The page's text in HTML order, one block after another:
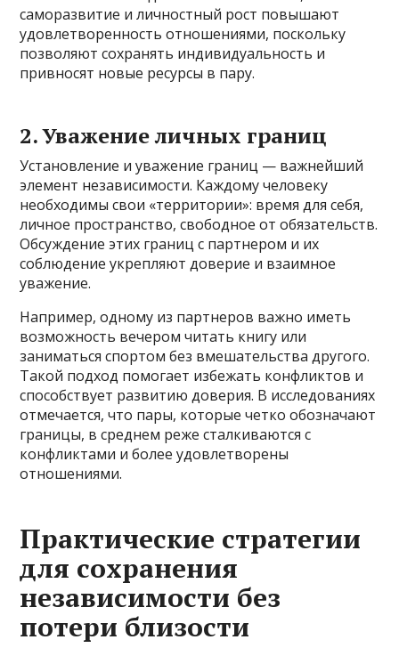
саморазвитие и личностный рост повышают
удовлетворенность отношениями, поскольку
позволяют сохранять индивидуальность и
привносят новые ресурсы в пару.
2. Уважение личных границ
Установление и уважение границ — важнейший
элемент независимости. Каждому человеку
необходимы свои «территории»: время для себя,
личное пространство, свободное от обязательств.
Обсуждение этих границ с партнером и их
соблюдение укрепляют доверие и взаимное
уважение.
Например, одному из партнеров важно иметь
возможность вечером читать книгу или
заниматься спортом без вмешательства другого.
Такой подход помогает избежать конфликтов и
способствует развитию доверия. В исследованиях
отмечается, что пары, которые четко обозначают
границы, в среднем реже сталкиваются с
конфликтами и более удовлетворены
отношениями.
Практические стратегии
для сохранения
независимости без
потери близости